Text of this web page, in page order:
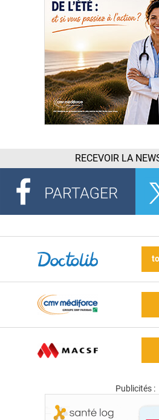
RECEVOIR LA
Publicités :